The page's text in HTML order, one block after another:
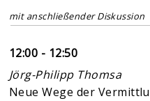
mit anschließender Diskussion
12:00 - 12:50
Jörg-Philipp Thomsa
Neue Wege der